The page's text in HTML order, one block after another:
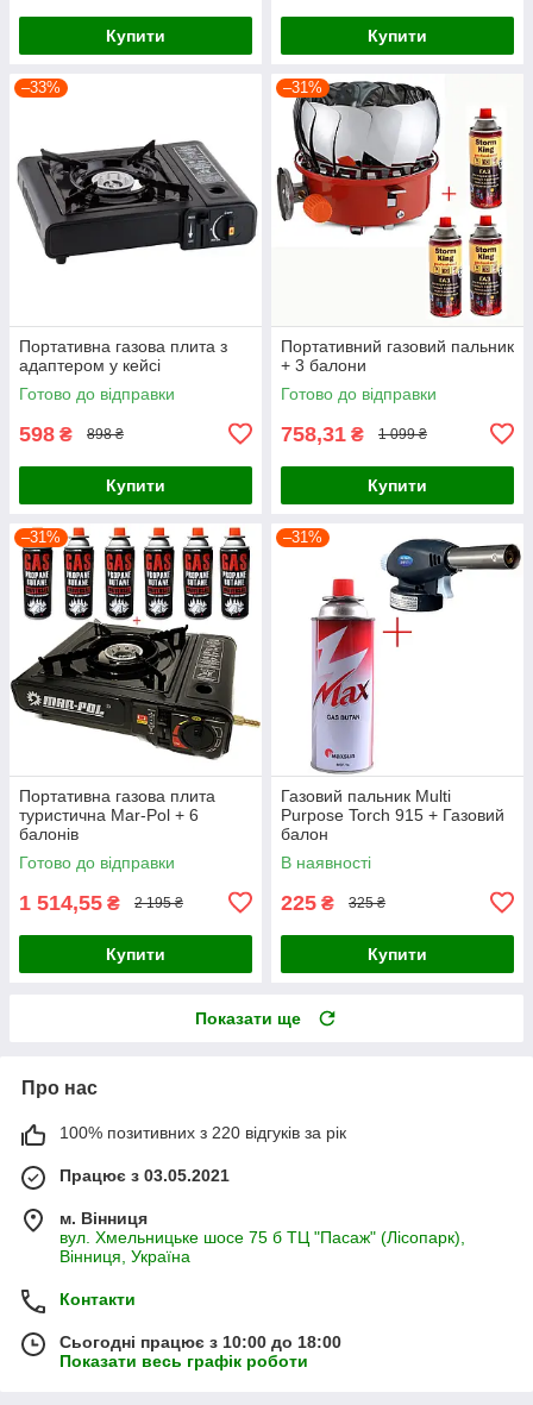
Купити Купити
–33%
Портативна газова плита з
адаптером у кейсі
Готово до відправки
598 ₴ 898 ₴
Купити
–31%
Портативний газовий пальник
+ 3 балони
Готово до відправки
758,31 ₴ 1 099 ₴
Купити
–31%
Портативна газова плита
туристична Mar-Pol + 6
балонів
Готово до відправки
1 514,55 ₴ 2 195 ₴
Купити
–31%
Газовий пальник Multi
Purpose Torch 915 + Газовий
балон
В наявності
225 ₴ 325 ₴
Купити
Показати ще
Про нас
100% позитивних з 220 відгуків за рік
Працює з 03.05.2021
м. Вінниця
вул. Хмельницьке шосе 75 б ТЦ "Пасаж" (Лісопарк),
Вінниця, Україна
Контакти
Сьогодні працює з 10:00 до 18:00
Показати весь графік роботи